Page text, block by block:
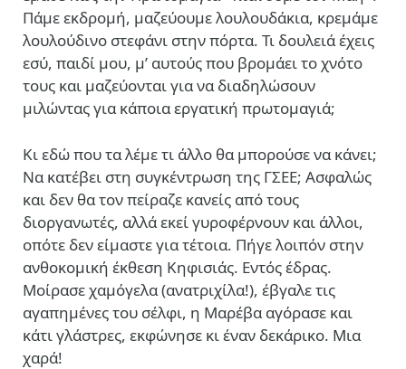
Πάμε εκδρομή, μαζεύουμε λουλουδάκια, κρεμάμε
λουλούδινο στεφάνι στην πόρτα. Τι δουλειά έχεις
εσύ, παιδί μου, μ’ αυτούς που βρομάει το χνότο
τους και μαζεύονται για να διαδηλώσουν
μιλώντας για κάποια εργατική πρωτομαγιά;
Κι εδώ που τα λέμε τι άλλο θα μπορούσε να κάνει;
Να κατέβει στη συγκέντρωση της ΓΣΕΕ; Ασφαλώς
και δεν θα τον πείραζε κανείς από τους
διοργανωτές, αλλά εκεί γυροφέρνουν και άλλοι,
οπότε δεν είμαστε για τέτοια. Πήγε λοιπόν στην
ανθοκομική έκθεση Κηφισιάς. Εντός έδρας.
Μοίρασε χαμόγελα (ανατριχίλα!), έβγαλε τις
αγαπημένες του σέλφι, η Μαρέβα αγόρασε και
κάτι γλάστρες, εκφώνησε κι έναν δεκάρικο. Μια
χαρά!